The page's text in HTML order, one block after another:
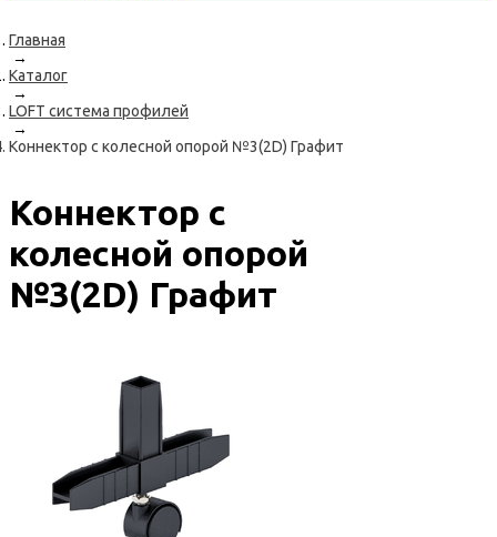
Главная
→
Каталог
→
LOFT система профилей
→
Коннектор с колесной опорой №3(2D) Графит
Коннектор с
колесной опорой
№3(2D) Графит